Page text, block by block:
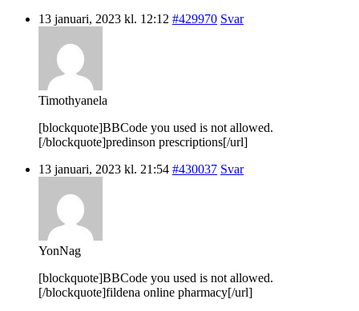
13 januari, 2023 kl. 12:12 #429970 Svar
Timothyanela
[blockquote]BBCode you used is not allowed.
[/blockquote]predinson prescriptions[/url]
13 januari, 2023 kl. 21:54 #430037 Svar
YonNag
[blockquote]BBCode you used is not allowed.
[/blockquote]fildena online pharmacy[/url]